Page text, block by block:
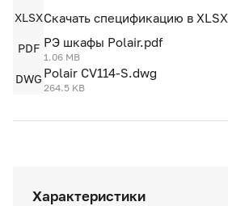
Характеристики
XLSXСкачать спецификацию в XLSX
PDF РЭ шкафы Polair.pdf
1.06 MB
DWG Polair CV114-S.dwg
264.5 KB